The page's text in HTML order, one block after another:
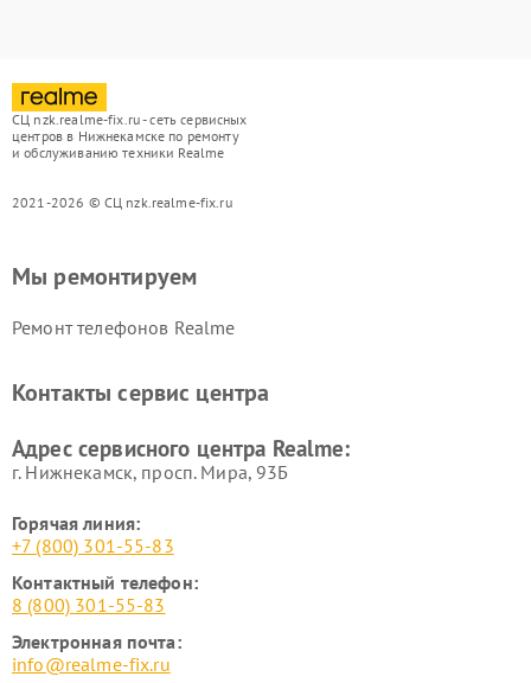
СЦ nzk.realme-fix.ru - сеть сервисных
центров в Нижнекамске по ремонту
и обслуживанию техники Realme
2021-2026 © СЦ nzk.realme-fix.ru
Мы ремонтируем
Ремонт телефонов Realme
Контакты сервис центра
Адрес сервисного центра Realme:
г. Нижнекамск, просп. Мира, 93Б
Горячая линия:
+7 (800) 301-55-83
Контактный телефон:
8 (800) 301-55-83
Электронная почта:
info@realme-fix.ru